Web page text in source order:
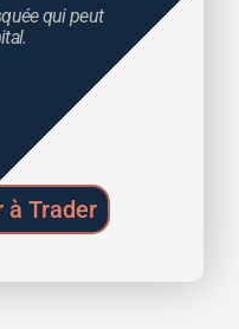
qui peut
à Trader